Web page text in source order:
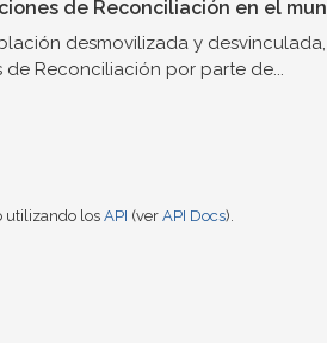
de Reconciliación en el
desmovilizada y
Reconciliación por parte de...
utilizando los API (ver API Docs).